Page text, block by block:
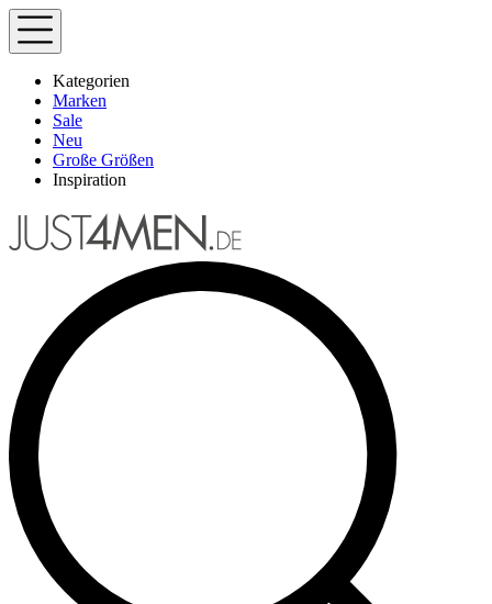
Kategorien
Marken
Sale
Neu
Große Größen
Inspiration